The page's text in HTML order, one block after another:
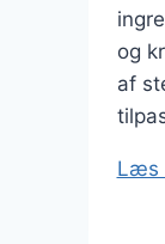
og
af
Læs